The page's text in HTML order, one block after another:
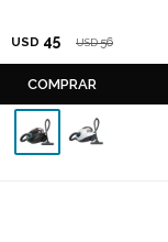
USD 45 USD 56